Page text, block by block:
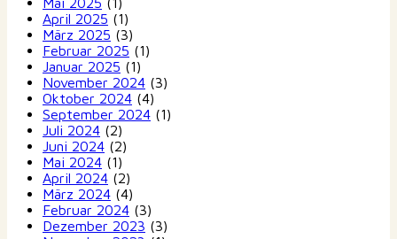
April 2025 (1)
März 2025 (3)
Februar 2025 (1)
Januar 2025 (1)
November 2024 (3)
Oktober 2024 (4)
September 2024 (1)
Juli 2024 (2)
Juni 2024 (2)
Mai 2024 (1)
April 2024 (2)
März 2024 (4)
Februar 2024 (3)
Dezember 2023 (3)